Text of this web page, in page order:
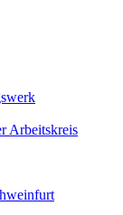
Arbeitskreis